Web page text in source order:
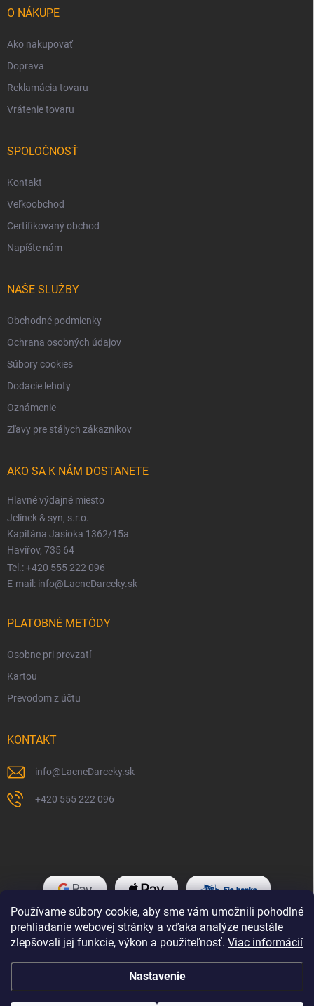
Používame súbory cookie, aby sme vám umožnili pohodlné
prehliadanie webovej stránky a vďaka analýze neustále
zlepšovali jej funkcie, výkon a použiteľnosť. Viac informácií
Nastavenie
O NÁKUPE
Ako nakupovať
Doprava
Reklamácia tovaru
Vrátenie tovaru
SPOLOČNOSŤ
Kontakt
Veľkoobchod
Certifikovaný obchod
Napíšte nám
NAŠE SLUŽBY
Obchodné podmienky
Ochrana osobných údajov
Súbory cookies
Dodacie lehoty
Oznámenie
Zľavy pre stálych zákazníkov
AKO SA K NÁM DOSTANETE
Hlavné výdajné miesto
Jelínek & syn, s.r.o.
Kapitána Jasioka 1362/15a
Havířov, 735 64
Tel.: +420 555 222 096
E-mail: info@LacneDarceky.sk
PLATOBNÉ METÓDY
Osobne pri prevzatí
Kartou
Prevodom z účtu
KONTAKT
info@LacneDarceky.sk
+420 555 222 096